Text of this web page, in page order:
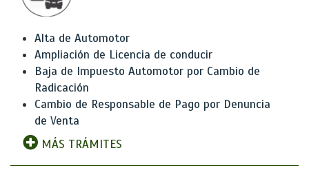
Alta de Automotor
Ampliación de Licencia de conducir
Baja de Impuesto Automotor por Cambio de
Radicación
Cambio de Responsable de Pago por Denuncia
de Venta
MÁS TRÁMITES